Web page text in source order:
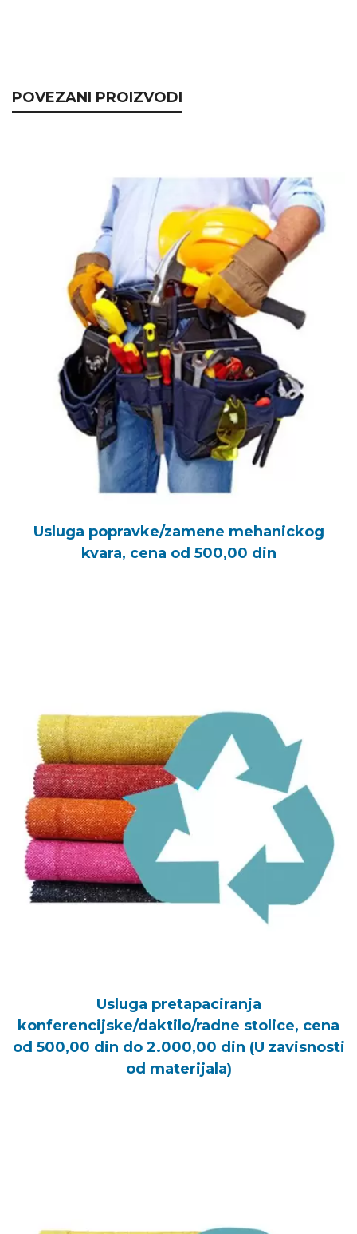
POVEZANI PROIZVODI
Usluga popravke/zamene mehanickog
kvara, cena od 500,00 din
Usluga pretapaciranja
konferencijske/daktilo/radne stolice, cena
od 500,00 din do 2.000,00 din (U zavisnosti
od materijala)